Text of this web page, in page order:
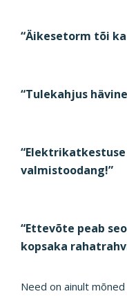
“Äikesetorm tõi
“Tulekahjus
valmistoodang!”
“Ettevõte peab
kopsaka
Need on ainult